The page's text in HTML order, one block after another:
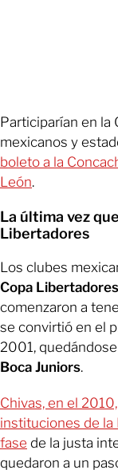
Participarían en la
mexicanos y
boleto a la
León.
La última vez
Libertadores
Los clubes
Copa Libertadores
comenzaron a
se convirtió en el
2001,
Boca Juniors.
Chivas, en el
instituciones de la
fase de la justa
quedaron a un